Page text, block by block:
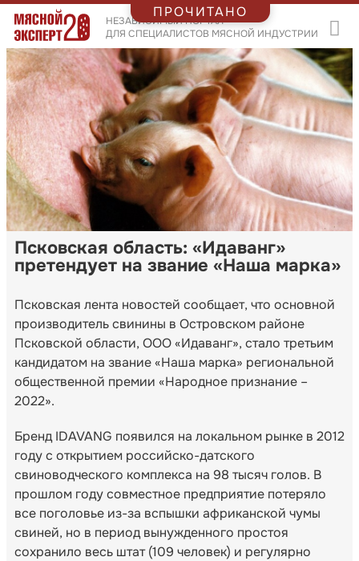
НЕЗАВИСИМЫЙ ПОРТАЛ
ДЛЯ СПЕЦИАЛИСТОВ МЯСНОЙ ИНДУСТРИИ
Псковская область: «Идаванг»
претендует на звание «Наша марка»
Псковская лента новостей сообщает, что основной
производитель свинины в Островском районе
Псковской области, ООО «Идаванг», стало третьим
кандидатом на звание «Наша марка» региональной
общественной премии «Народное признание –
2022».
Бренд IDAVANG появился на локальном рынке в 2012
году с открытием российско-датского
свиноводческого комплекса на 98 тысяч голов. В
прошлом году совместное предприятие потеряло
все поголовье из-за вспышки африканской чумы
свиней, но в период вынужденного простоя
сохранило весь штат (109 человек) и регулярно
ПРОЧИТАНО